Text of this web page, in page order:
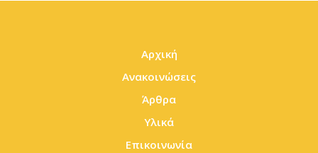
Αρχική
Ανακοινώσεις
Άρθρα
Υλικά
Επικοινωνία